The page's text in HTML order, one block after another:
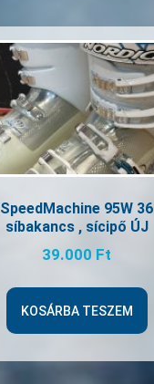
95W
síbakancs , sícipő ÚJ
39.000 Ft
KOSÁRBA TESZEM